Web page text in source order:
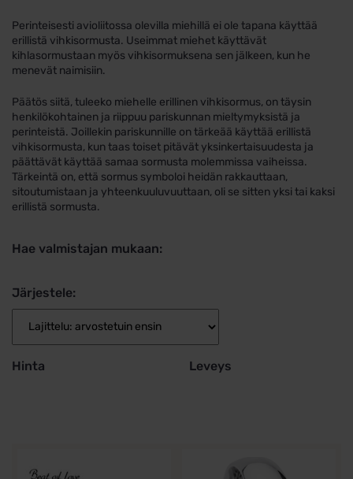
Perinteisesti avioliitossa olevilla miehillä ei ole tapana käyttää
erillistä vihkisormusta. Useimmat miehet käyttävät
kihlasormustaan myös vihkisormuksena sen jälkeen, kun he
menevät naimisiin.
Päätös siitä, tuleeko miehelle erillinen vihkisormus, on täysin
henkilökohtainen ja riippuu pariskunnan mieltymyksistä ja
perinteistä. Joillekin pariskunnille on tärkeää käyttää erillistä
vihkisormusta, kun taas toiset pitävät yksinkertaisuudesta ja
päättävät käyttää samaa sormusta molemmissa vaiheissa.
Tärkeintä on, että sormus symboloi heidän rakkauttaan,
sitoutumistaan ja yhteenkuuluvuuttaan, oli se sitten yksi tai kaksi
erillistä sormusta.
Hae valmistajan mukaan:
Järjestele:
Hinta Leveys
tuotteella